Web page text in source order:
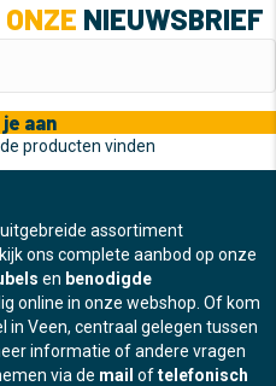
ONZE NIEUWSBRIEF
aan
producten vinden
assortiment
ons complete aanbod op onze
en benodigde
online in onze webshop. Of kom
in Veen, centraal gelegen tussen
informatie of andere vragen
via de mail oftelefonisch